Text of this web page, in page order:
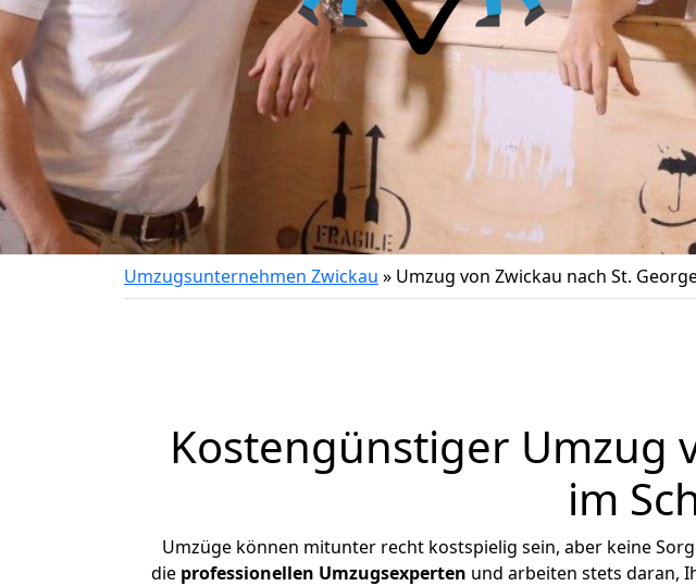
Umzugsunternehmen Zwickau » Umzug von Zwickau nach St.
Kostengünstiger Umzug
im
Umzüge können mitunter recht kostspielig sein, aber keine
die professionellen Umzugsexperten und arbeiten stets daran,